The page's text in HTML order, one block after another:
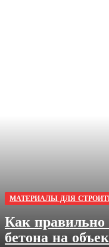
МАТЕРИАЛЫ ДЛЯ
Как правильно
бетона на